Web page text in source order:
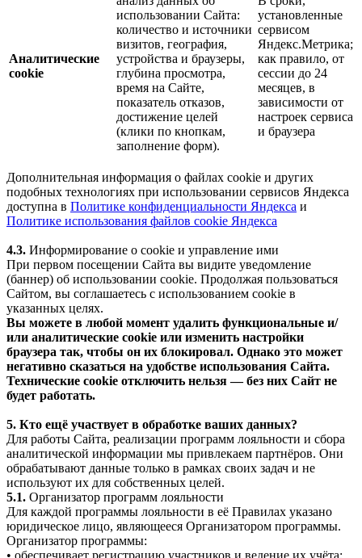
Аналитические
cookie
использовании Сайта:
количество и источники
визитов, география,
устройства и браузеры,
глубина просмотра,
время на Сайте,
показатель отказов,
достижение целей
(клики по кнопкам,
заполнение форм).
установленные
сервисом
Яндекс.Метрика;
как правило, от
сессии до 24
месяцев, в
зависимости от
настроек сервиса
и браузера
Дополнительная информация о файлах cookie и других
подобных технологиях при использовании сервисов Яндекса
доступна в Политике конфиденциальности Яндекса и
Политике использования файлов cookie Яндекса
4.3. Информирование о cookie и управление ими
При первом посещении Сайта вы видите уведомление
(баннер) об использовании cookie. Продолжая пользоваться
Сайтом, вы соглашаетесь с использованием cookie в
указанных целях.
Вы можете в любой момент удалить функциональные и/
или аналитические cookie или изменить настройки
браузера так, чтобы он их блокировал. Однако это может
негативно сказаться на удобстве использования Сайта.
Технические cookie отключить нельзя — без них Сайт не
будет работать.
5. Кто ещё участвует в обработке ваших данных?
Для работы Сайта, реализации программ лояльности и сбора
аналитической информации мы привлекаем партнёров. Они
обрабатывают данные только в рамках своих задач и не
используют их для собственных целей.
5.1. Организатор программ лояльности
Для каждой программы лояльности в её Правилах указано
юридическое лицо, являющееся Организатором программы.
Организатор программы:
• обеспечивает регистрацию участников и ведение их учёта;